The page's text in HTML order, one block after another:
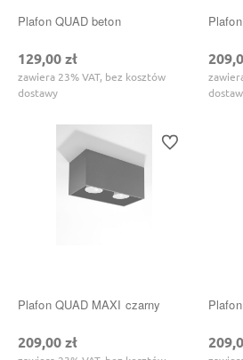
Plafon QUAD beton
129,00 zł
zawiera 23% VAT, bez kosztów
dostawy
Plafon QUAD MAXI czarny
209,00 zł
Do ulubionych